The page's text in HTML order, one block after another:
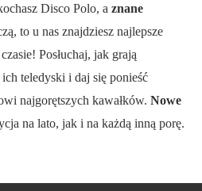
Disco Polo, a znane
to u nas znajdziesz najlepsze
Posłuchaj, jak grają
teledyski i daj się ponieść
najgorętszych kawałków. Nowe
na lato, jak i na każdą inną porę.